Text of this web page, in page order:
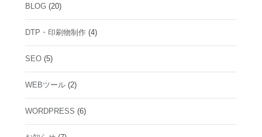
BLOG (20)
DTP・印刷物制作(4)
SEO(5)
WEBツール(2)
WORDPRESS (6)